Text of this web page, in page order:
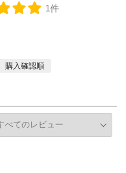
1件
購入確認順